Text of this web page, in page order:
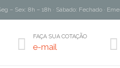
– Sex: 8h – 18h · Sábado: Fechado ·
 FAÇA SUA COTAÇÃO
e-mail 